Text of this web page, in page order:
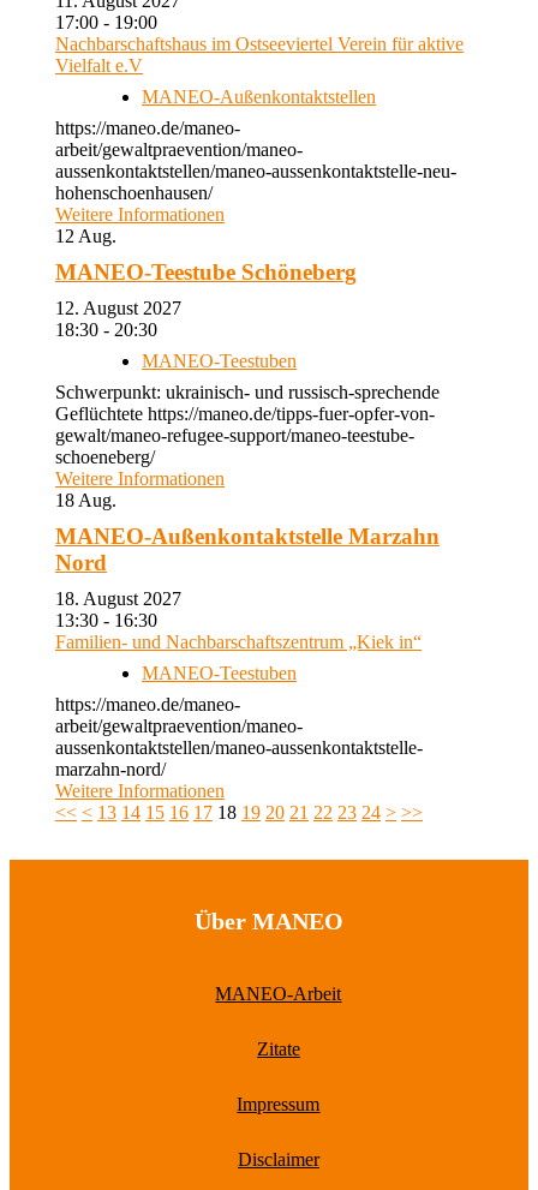
17:00 - 19:00
Nachbarschaftshaus im Ostseeviertel Verein für aktive
Vielfalt e.V
MANEO-Außenkontaktstellen
https://maneo.de/maneo-
arbeit/gewaltpraevention/maneo-
aussenkontaktstellen/maneo-aussenkontaktstelle-neu-
hohenschoenhausen/
Weitere Informationen
12 Aug.
MANEO-Teestube Schöneberg
12. August 2027
18:30 - 20:30
MANEO-Teestuben
Schwerpunkt: ukrainisch- und russisch-sprechende
Geflüchtete https://maneo.de/tipps-fuer-opfer-von-
gewalt/maneo-refugee-support/maneo-teestube-
schoeneberg/
Weitere Informationen
18 Aug.
MANEO-Außenkontaktstelle Marzahn
Nord
18. August 2027
13:30 - 16:30
Familien- und Nachbarschaftszentrum „Kiek in“
MANEO-Teestuben
https://maneo.de/maneo-
arbeit/gewaltpraevention/maneo-
aussenkontaktstellen/maneo-aussenkontaktstelle-
marzahn-nord/
Weitere Informationen
<< < 13 14 15 16 17 18 19 20 21 22 23 24 > >>
Über MANEO
MANEO-Arbeit
Zitate
Impressum
Disclaimer